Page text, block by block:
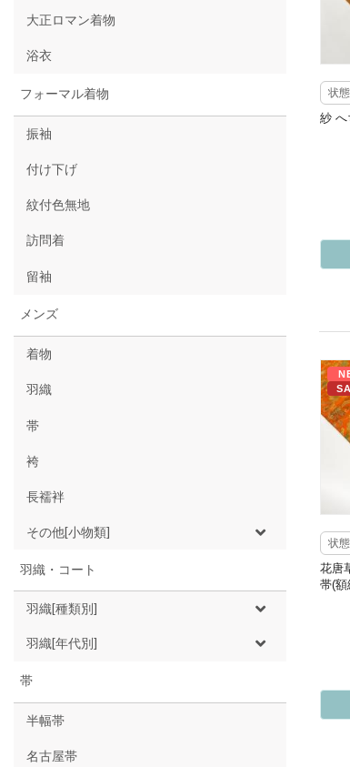
大正ロマン着物
浴衣
フォーマル着物
振袖
付け下げ
紋付色無地
訪問着
留袖
メンズ
着物
羽織
帯
袴
長襦袢
その他[小物類]
羽織・コート
羽織[種類別]
羽織[年代別]
帯
半幅帯
名古屋帯
状
紗 へ
状
花唐
帯(額